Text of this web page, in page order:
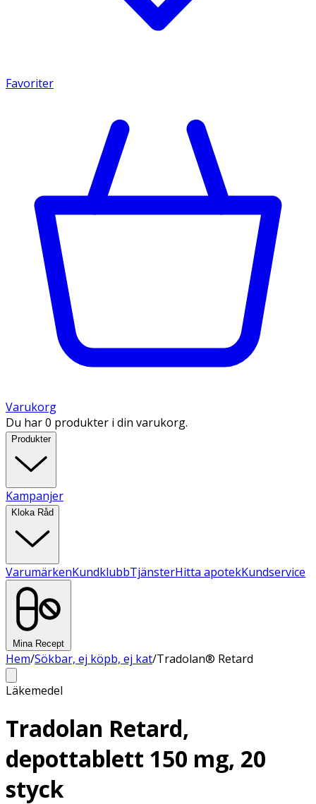
Favoriter
Varukorg
Du har 0 produkter i din varukorg.
Produkter
Kampanjer
Kloka Råd
VarumärkenKundklubbTjänsterHitta apotekKundservice
Mina Recept
Hem/Sökbar, ej köpb, ej kat/Tradolan® Retard
Läkemedel
Tradolan Retard,
depottablett 150 mg, 20
styck